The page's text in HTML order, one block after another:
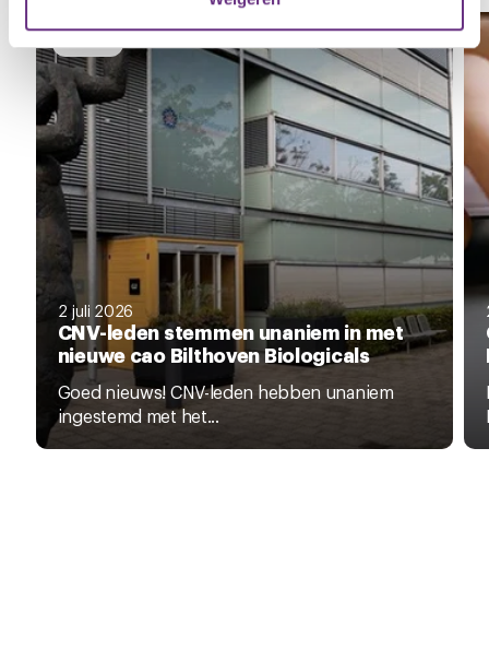
U kunt uw toestemming op elk moment wijzigen of
intrekken via de
cookieverklaring
of door te klikken op
het ronde cookie-instellingenicoontje linksonder op de
pagina.
2 juli 2026
CNV-leden stemmen unaniem in met
nieuwe cao Bilthoven Biologicals
Goed nieuws! CNV-leden hebben unaniem
ingestemd met het...